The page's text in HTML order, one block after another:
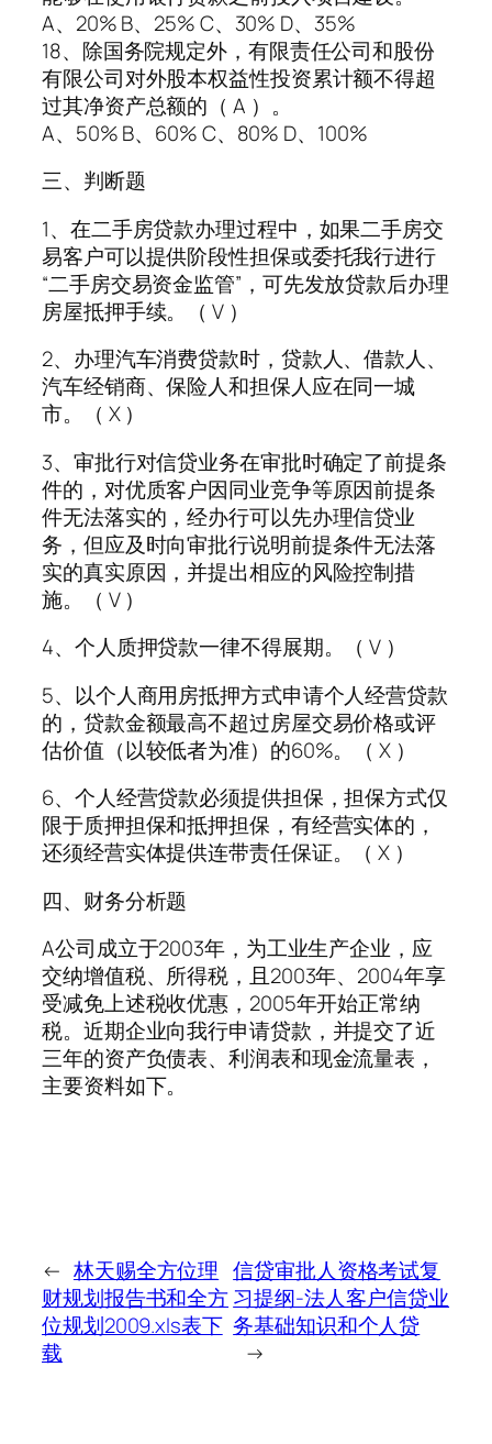
A、20% B、25% C、30% D、35%
18、除国务院规定外，有限责任公司和股份
有限公司对外股本权益性投资累计额不得超
过其净资产总额的（ A ）。
A、50% B、60% C、80% D、100%
三、判断题
1、在二手房贷款办理过程中，如果二手房交
易客户可以提供阶段性担保或委托我行进行
“二手房交易资金监管”，可先发放贷款后办理
房屋抵押手续。（ V ）
2、办理汽车消费贷款时，贷款人、借款人、
汽车经销商、保险人和担保人应在同一城
市。（ X ）
3、审批行对信贷业务在审批时确定了前提条
件的，对优质客户因同业竞争等原因前提条
件无法落实的，经办行可以先办理信贷业
务，但应及时向审批行说明前提条件无法落
实的真实原因，并提出相应的风险控制措
施。（ V ）
4、个人质押贷款一律不得展期。（ V ）
5、以个人商用房抵押方式申请个人经营贷款
的，贷款金额最高不超过房屋交易价格或评
估价值（以较低者为准）的60%。（ X ）
6、个人经营贷款必须提供担保，担保方式仅
限于质押担保和抵押担保，有经营实体的，
还须经营实体提供连带责任保证。（ X ）
四、财务分析题
A公司成立于2003年，为工业生产企业，应
交纳增值税、所得税，且2003年、2004年享
受减免上述税收优惠，2005年开始正常纳
税。近期企业向我行申请贷款，并提交了近
三年的资产负债表、利润表和现金流量表，
主要资料如下。
← 林天赐全方位理
财规划报告书和全方
位规划2009.xls表下
载
信贷审批人资格考试复
习提纲-法人客户信贷业
务基础知识和个人贷
→